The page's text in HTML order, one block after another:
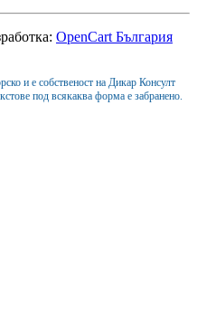
OpenCart България
и е собственост на Дикар Консулт
под всякаква форма е забранено.